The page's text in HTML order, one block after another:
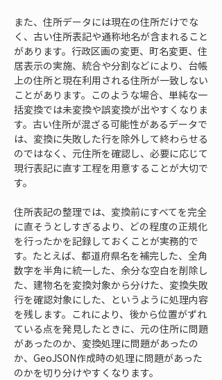
また、住所データには現在の住所だけでな
く、古い住所表記や通称地名が含まれること
があります。行政区画の変更、町名変更、住
居表示の実施、統合や分割などにより、台帳
上の住所と現在利用される住所が一致しない
ことがあります。このような場合、単純な一
括変換では未変換や誤変換が出やすくなりま
す。古い住所が混ざる可能性があるデータで
は、変換に失敗した行を除外して終わらせる
のではなく、元住所を確認し、必要に応じて
現行表記に直す工程を用意することが大切で
す。
住所表記の整理では、変換前にすべてを完全
に直そうとしすぎるより、どの程度の正規化
を行ったかを記録しておくことが実務的で
す。たとえば、都道府県名を補完した、全角
数字を半角に統一した、余分な空白を削除し
た、建物名を変換対象から分けた、変換失敗
行を確認対象にした、というように処理内容
を残します。これにより、後から位置がずれ
ている点を発見したときに、元の住所に問題
があったのか、変換処理に問題があったの
か、GeoJSON作成時の処理に問題があった
のかを切り分けやすくなります。